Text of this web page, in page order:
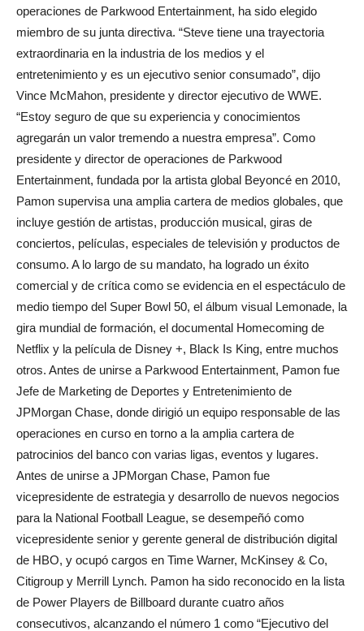
operaciones de Parkwood Entertainment, ha sido elegido
miembro de su junta directiva. “Steve tiene una trayectoria
extraordinaria en la industria de los medios y el
entretenimiento y es un ejecutivo senior consumado”, dijo
Vince McMahon, presidente y director ejecutivo de WWE.
“Estoy seguro de que su experiencia y conocimientos
agregarán un valor tremendo a nuestra empresa”. Como
presidente y director de operaciones de Parkwood
Entertainment, fundada por la artista global Beyoncé en 2010,
Pamon supervisa una amplia cartera de medios globales, que
incluye gestión de artistas, producción musical, giras de
conciertos, películas, especiales de televisión y productos de
consumo. A lo largo de su mandato, ha logrado un éxito
comercial y de crítica como se evidencia en el espectáculo de
medio tiempo del Super Bowl 50, el álbum visual Lemonade, la
gira mundial de formación, el documental Homecoming de
Netflix y la película de Disney +, Black Is King, entre muchos
otros. Antes de unirse a Parkwood Entertainment, Pamon fue
Jefe de Marketing de Deportes y Entretenimiento de
JPMorgan Chase, donde dirigió un equipo responsable de las
operaciones en curso en torno a la amplia cartera de
patrocinios del banco con varias ligas, eventos y lugares.
Antes de unirse a JPMorgan Chase, Pamon fue
vicepresidente de estrategia y desarrollo de nuevos negocios
para la National Football League, se desempeñó como
vicepresidente senior y gerente general de distribución digital
de HBO, y ocupó cargos en Time Warner, McKinsey & Co,
Citigroup y Merrill Lynch. Pamon ha sido reconocido en la lista
de Power Players de Billboard durante cuatro años
consecutivos, alcanzando el número 1 como “Ejecutivo del